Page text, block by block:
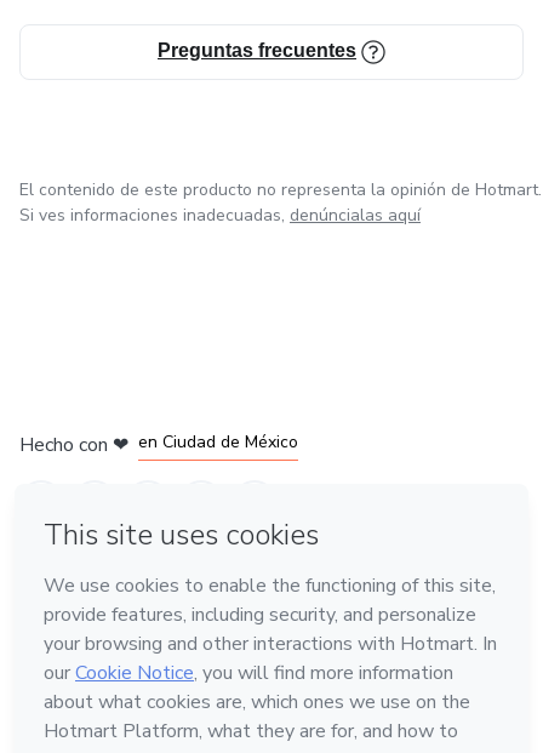
Preguntas frecuentes
El contenido de este producto no representa la opinión de Hotmart.
Si ves informaciones inadecuadas, denúncialas aquí
Hecho con ❤ en Ciudad de México
Conoce Hotmart
Idioma
Español